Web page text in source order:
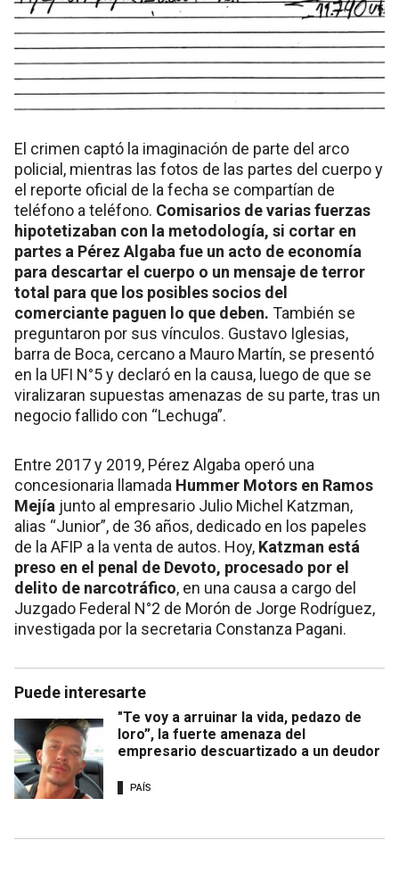
El crimen captó la imaginación de parte del arco
policial, mientras las fotos de las partes del cuerpo y
el reporte oficial de la fecha se compartían de
teléfono a teléfono. Comisarios de varias fuerzas
hipotetizaban con la metodología, si cortar en
partes a Pérez Algaba fue un acto de economía
para descartar el cuerpo o un mensaje de terror
total para que los posibles socios del
comerciante paguen lo que deben. También se
preguntaron por sus vínculos. Gustavo Iglesias,
barra de Boca, cercano a Mauro Martín, se presentó
en la UFI N°5 y declaró en la causa, luego de que se
viralizaran supuestas amenazas de su parte, tras un
negocio fallido con “Lechuga”.
Entre 2017 y 2019, Pérez Algaba operó una
concesionaria llamada Hummer Motors en Ramos
Mejía junto al empresario Julio Michel Katzman,
alias “Junior”, de 36 años, dedicado en los papeles
de la AFIP a la venta de autos. Hoy, Katzman está
preso en el penal de Devoto, procesado por el
delito de narcotráfico, en una causa a cargo del
Juzgado Federal N°2 de Morón de Jorge Rodríguez,
investigada por la secretaria Constanza Pagani.
Puede interesarte
"Te voy a arruinar la vida, pedazo de
loro”, la fuerte amenaza del
empresario descuartizado a un deudor
PAÍS